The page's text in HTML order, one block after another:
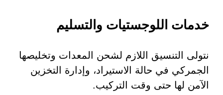
المعلومات
التقنية
الرقمية
الأعمال
خدمات اللوجستيات والتسليم
نتولى التنسيق اللازم لشحن المعدات وتخليصها
الجمركي في حالة الاستيراد، وإدارة التخزين
الآمن لها حتى وقت التركيب.